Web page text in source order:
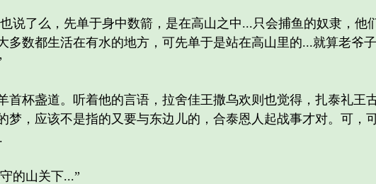
了么，先单于身中数箭，是在高山之中...只会捕鱼的奴隶，他
多数都生活在有水的地方，可先单于是站在高山里的...就算老爷
杯盏道。听着他的言语，拉舍佳王撒乌欢则也觉得，扎泰礼王
梦，应该不是指的又要与东边儿的，合泰恩人起战事才对。可，
的山关下...”